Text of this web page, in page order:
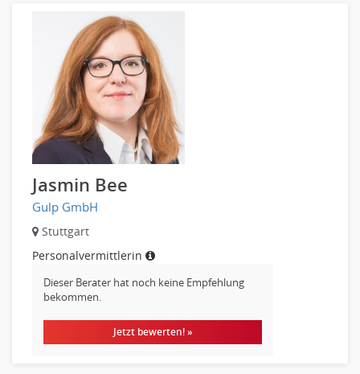
Elektrik, Sanitär, Heizung, Klima
Fertigung, Produktion
Gastronomie, Hotellerie
Holzhandwerk
Handwerk, Dienstleistung & Fertigung Leitung, Teamleitung
Maler, Lackierer
Mechaniker
Metallhandwerk
Nahrungsmittelherstellung, -verarbeitung
Automatisierungstechnik
Elektrotechnik, Elektronik
Jasmin Bee
Gulp GmbH
Stuttgart
Personalvermittlerin
Dieser Berater hat noch keine Empfehlung
bekommen.
Jetzt bewerten! »